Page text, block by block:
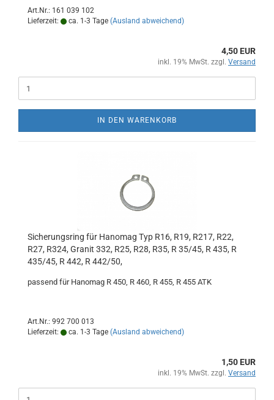
Art.Nr.: 161 039 102
Lieferzeit:
ca. 1-3 Tage (Ausland abweichend)
4,50 EUR
inkl. 19% MwSt. zzgl. Versand
IN DEN WARENKORB
Sicherungsring für Hanomag Typ R16, R19, R217, R22,
R27, R324, Granit 332, R25, R28, R35, R 35/45, R 435, R
435/45, R 442, R 442/50,
passend für Hanomag R 450, R 460, R 455, R 455 ATK
Art.Nr.: 992 700 013
Lieferzeit:
ca. 1-3 Tage (Ausland abweichend)
1,50 EUR
inkl. 19% MwSt. zzgl. Versand